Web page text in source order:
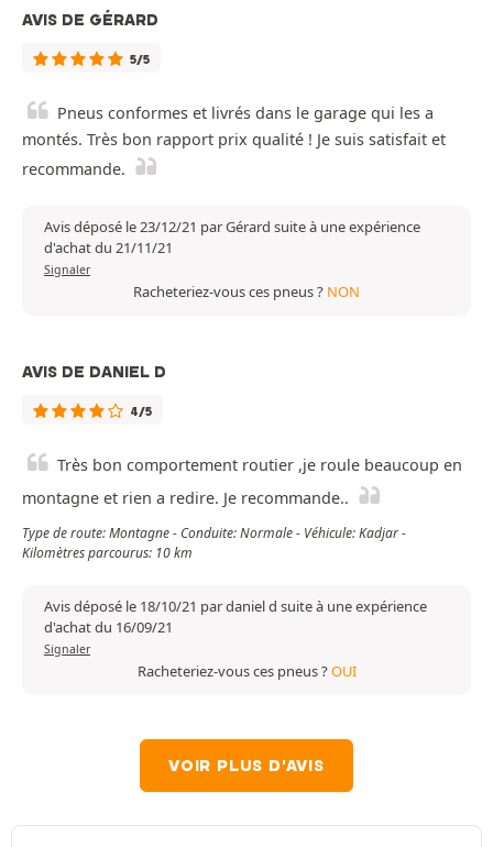
AVIS DE GÉRARD
5/5
Pneus conformes et livrés dans le garage qui les a
montés. Très bon rapport prix qualité ! Je suis satisfait et
recommande.
Avis déposé le 23/12/21 par Gérard suite à une expérience
d'achat du 21/11/21
Signaler
Racheteriez-vous ces pneus ? NON
AVIS DE DANIEL D
4/5
Très bon comportement routier ,je roule beaucoup en
montagne et rien a redire. Je recommande..
Type de route: Montagne - Conduite: Normale - Véhicule: Kadjar -
Kilomètres parcourus: 10 km
Avis déposé le 18/10/21 par daniel d suite à une expérience
d'achat du 16/09/21
Signaler
Racheteriez-vous ces pneus ?OUI
VOIR PLUS D'AVIS